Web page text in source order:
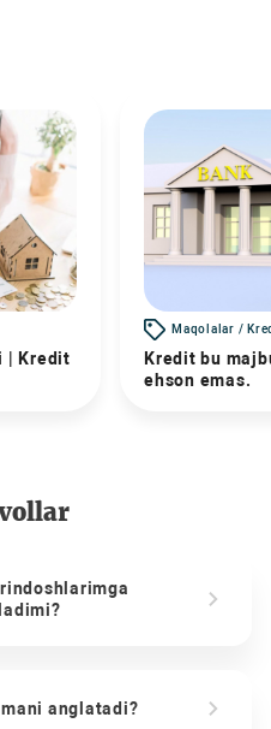
| Kredit
Maqolalar /
Kredit bu
ehson emas.
anglatadi?